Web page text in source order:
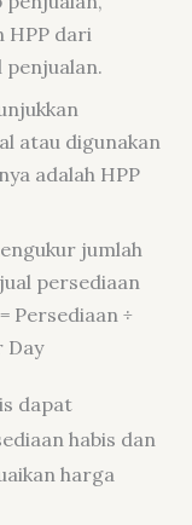
HPP dari
atau digunakan
adalah HPP
jumlah
persediaan
Persediaan ÷
Day
dapat
habis dan
harga